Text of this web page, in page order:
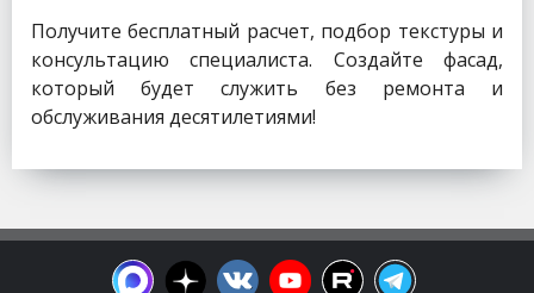
Получите бесплатный расчет, подбор текстуры и
консультацию специалиста. Создайте фасад,
который будет служить без ремонта и
обслуживания десятилетиями!